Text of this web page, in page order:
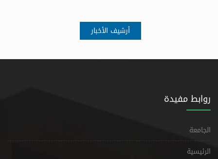
أرشيف الأخبار
روابط مفيدة
الجامعة
الرئيسية